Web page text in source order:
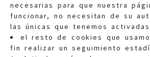
necesarias para que nuestra
funcionar, no necesitan de su
las únicas que tenemos
el resto de cookies que
fin realizar un seguimiento
Quejas:
Información